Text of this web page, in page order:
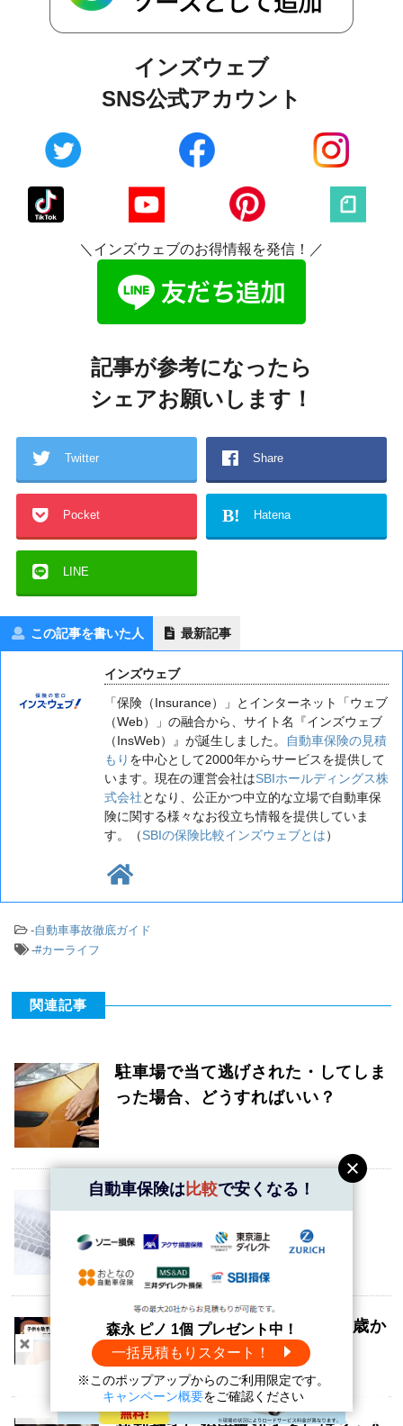
インズウェブ
SNS公式アカウント
＼インズウェブのお得情報を発信！／
記事が参考になったら
シェアお願いします！
Twitter Share
Pocket B! Hatena
LINE
この記事を書いた人 最新記事
インズウェブ
「保険（Insurance）」とインターネット「ウェブ
（Web）」の融合から、サイト名『インズウェブ
（InsWeb）』が誕生しました。
自動車保険の見積
もり を中心として2000年からサービスを提供して
います。現在の運営会社はSBIホールディングス株
式会社となり、公正かつ中立的な立場で自動車保
険に関する様々なお役立ち情報を提供していま
す。（SBIの保険比較インズウェブとは）
-自動車事故徹底ガイド
-#カーライフ
関連記事
駐車場で当て逃げされた・してしま
った場合、どうすればいい？
雪道で事故にあわないためには
子供を助手席に座らせるのは何歳か
らOK？理由と注意点を解説
自動車保険は比較で安くなる！
森永 ピノ 1個 プレゼント中！
一括見積もりスタート！
※このポップアップからのご利用限定です。
キャンペーン概要をご確認ください